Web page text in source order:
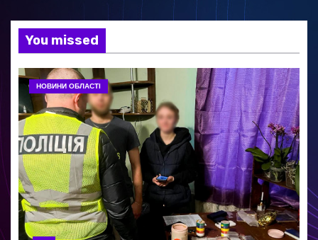
You missed
НОВИНИ ОБЛАСТІ